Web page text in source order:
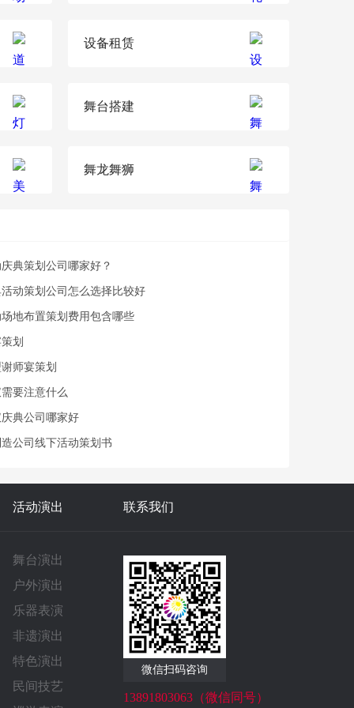
设备租赁
舞台搭建
舞龙舞狮
典策划公司哪家好？
动策划公司怎么选择比较好
地布置策划费用包含哪些
划
师宴策划
要注意什么
典公司哪家好
公司线下活动策划书
活动演出 联系我们
舞台演出
户外演出
乐器表演
非遗演出
特色演出
民间技艺
微信扫码咨询
13891803063（微信同号）